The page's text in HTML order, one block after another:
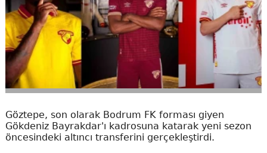
Göztepe, son olarak Bodrum FK forması giyen
Gökdeniz Bayrakdar'ı kadrosuna katarak yeni sezon
öncesindeki altıncı transferini gerçekleştirdi.